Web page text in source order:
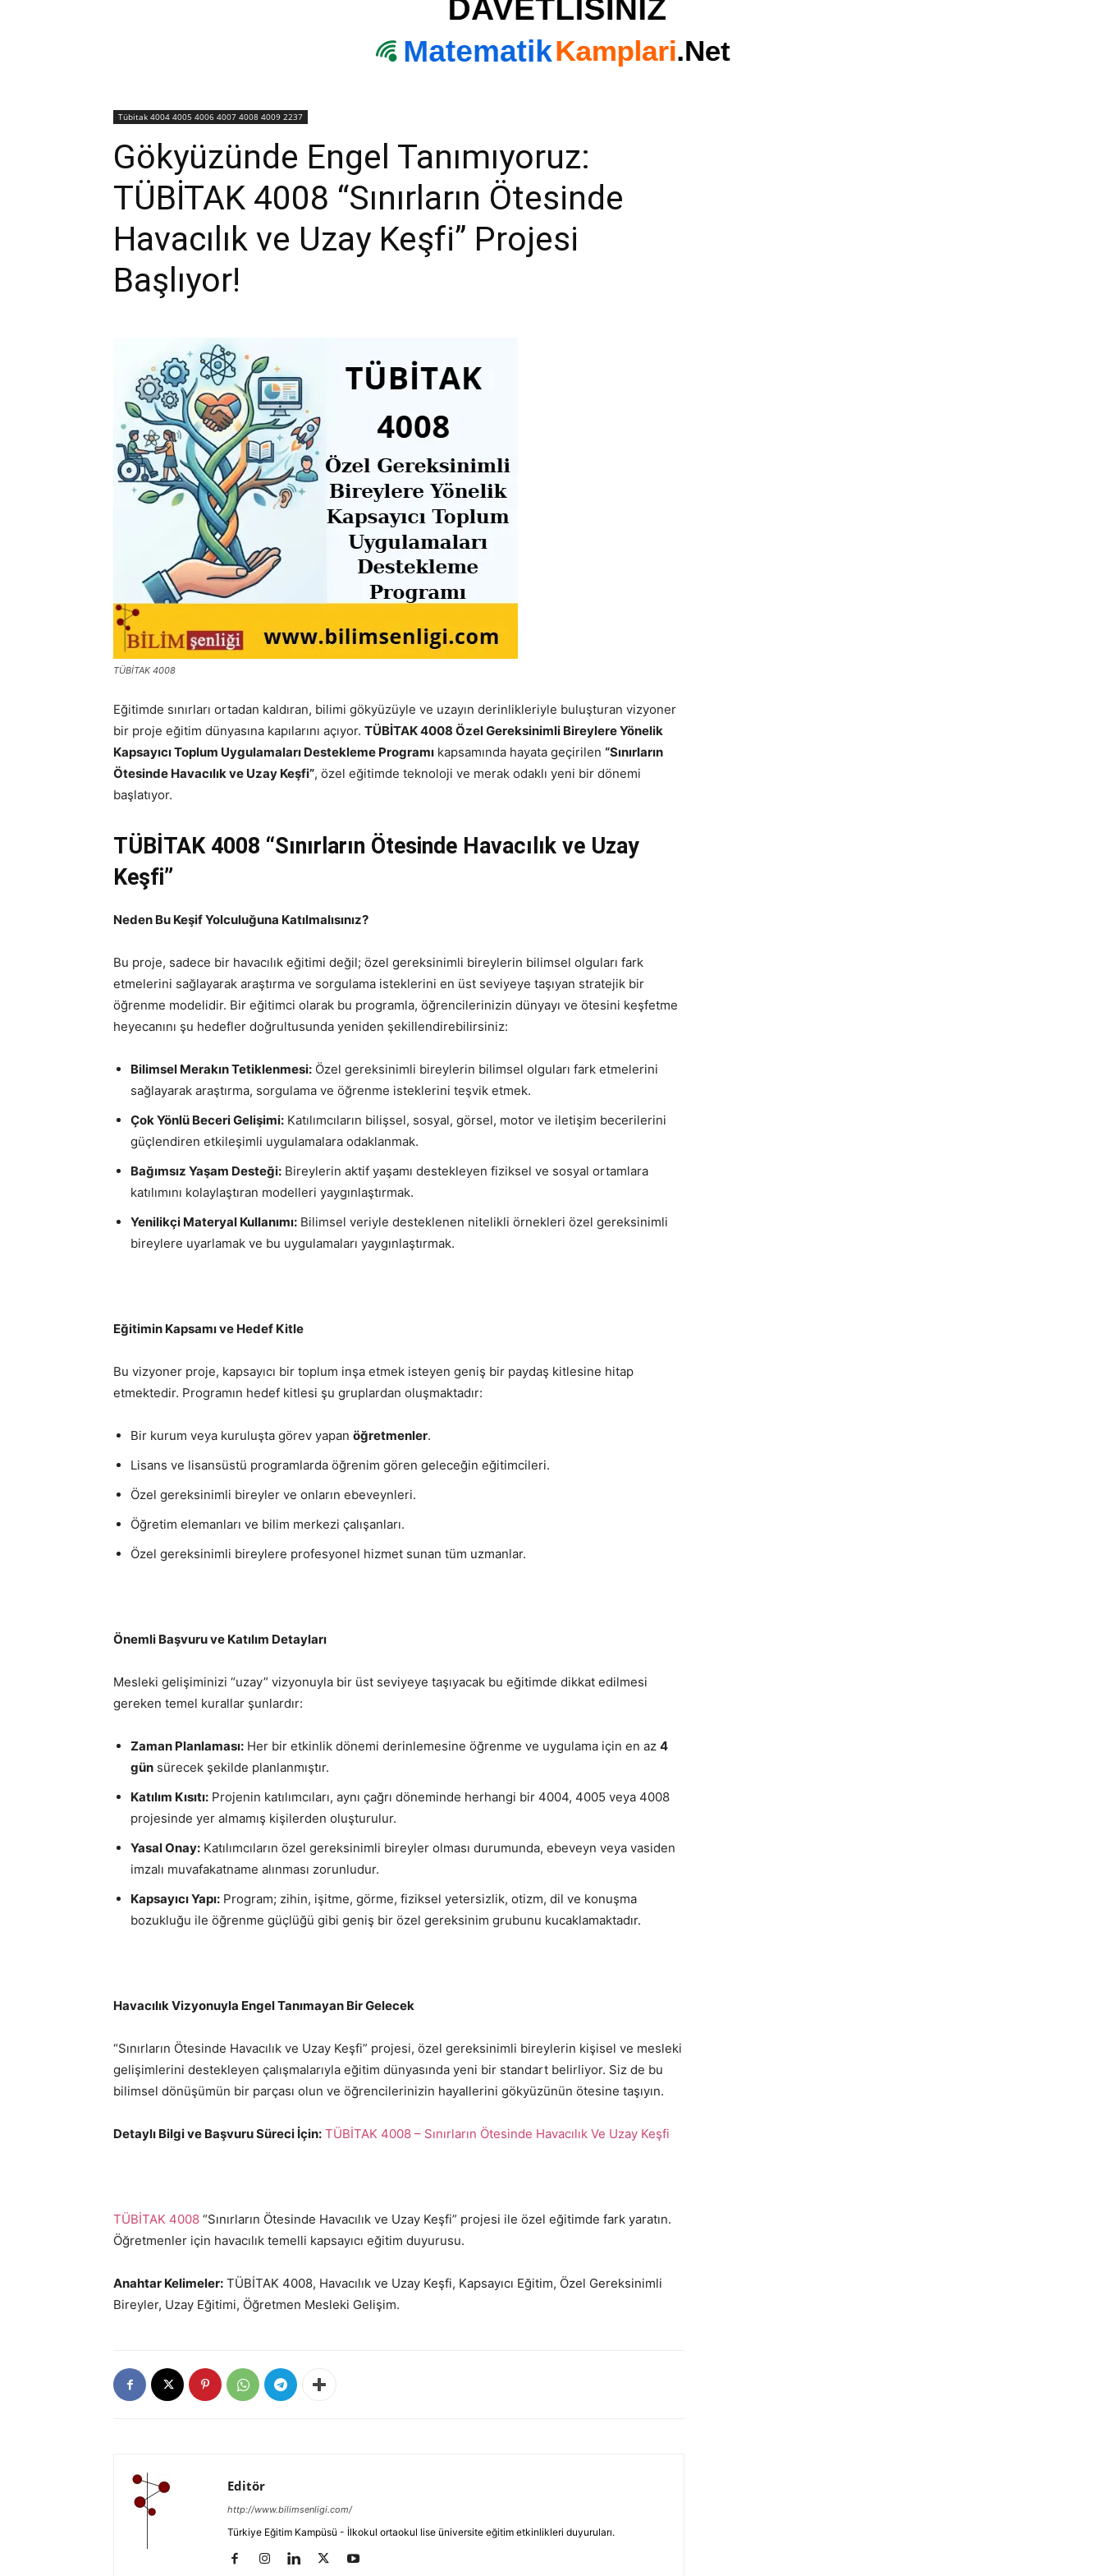
Tübitak 4004 4005 4006 4007 4008 4009 2237
Gökyüzünde Engel Tanımıyoruz:
TÜBİTAK 4008 “Sınırların Ötesinde
Havacılık ve Uzay Keşfi” Projesi
Başlıyor!
TÜBİTAK 4008
Eğitimde sınırları ortadan kaldıran, bilimi gökyüzüyle ve uzayın derinlikleriyle buluşturan vizyoner
bir proje eğitim dünyasına kapılarını açıyor. TÜBİTAK 4008 Özel Gereksinimli Bireylere Yönelik
Kapsayıcı Toplum Uygulamaları Destekleme Programı kapsamında hayata geçirilen “Sınırların
Ötesinde Havacılık ve Uzay Keşfi”, özel eğitimde teknoloji ve merak odaklı yeni bir dönemi
başlatıyor.
TÜBİTAK 4008 “Sınırların Ötesinde Havacılık ve Uzay
Keşfi”
Neden Bu Keşif Yolculuğuna Katılmalısınız?
Bu proje, sadece bir havacılık eğitimi değil; özel gereksinimli bireylerin bilimsel olguları fark
etmelerini sağlayarak araştırma ve sorgulama isteklerini en üst seviyeye taşıyan stratejik bir
öğrenme modelidir. Bir eğitimci olarak bu programla, öğrencilerinizin dünyayı ve ötesini keşfetme
heyecanını şu hedefler doğrultusunda yeniden şekillendirebilirsiniz:
Bilimsel Merakın Tetiklenmesi: Özel gereksinimli bireylerin bilimsel olguları fark etmelerini
sağlayarak araştırma, sorgulama ve öğrenme isteklerini teşvik etmek.
Çok Yönlü Beceri Gelişimi: Katılımcıların bilişsel, sosyal, görsel, motor ve iletişim becerilerini
güçlendiren etkileşimli uygulamalara odaklanmak.
Bağımsız Yaşam Desteği: Bireylerin aktif yaşamı destekleyen fiziksel ve sosyal ortamlara
katılımını kolaylaştıran modelleri yaygınlaştırmak.
Yenilikçi Materyal Kullanımı: Bilimsel veriyle desteklenen nitelikli örnekleri özel gereksinimli
bireylere uyarlamak ve bu uygulamaları yaygınlaştırmak.
Eğitimin Kapsamı ve Hedef Kitle
Bu vizyoner proje, kapsayıcı bir toplum inşa etmek isteyen geniş bir paydaş kitlesine hitap
etmektedir. Programın hedef kitlesi şu gruplardan oluşmaktadır:
Bir kurum veya kuruluşta görev yapan öğretmenler.
Lisans ve lisansüstü programlarda öğrenim gören geleceğin eğitimcileri.
Özel gereksinimli bireyler ve onların ebeveynleri.
Öğretim elemanları ve bilim merkezi çalışanları.
Özel gereksinimli bireylere profesyonel hizmet sunan tüm uzmanlar.
Önemli Başvuru ve Katılım Detayları
Mesleki gelişiminizi “uzay” vizyonuyla bir üst seviyeye taşıyacak bu eğitimde dikkat edilmesi
gereken temel kurallar şunlardır:
Zaman Planlaması: Her bir etkinlik dönemi derinlemesine öğrenme ve uygulama için en az 4
gün sürecek şekilde planlanmıştır.
Katılım Kısıtı: Projenin katılımcıları, aynı çağrı döneminde herhangi bir 4004, 4005 veya 4008
projesinde yer almamış kişilerden oluşturulur.
Yasal Onay: Katılımcıların özel gereksinimli bireyler olması durumunda, ebeveyn veya vasiden
imzalı muvafakatname alınması zorunludur.
Kapsayıcı Yapı: Program; zihin, işitme, görme, fiziksel yetersizlik, otizm, dil ve konuşma
bozukluğu ile öğrenme güçlüğü gibi geniş bir özel gereksinim grubunu kucaklamaktadır.
Havacılık Vizyonuyla Engel Tanımayan Bir Gelecek
“Sınırların Ötesinde Havacılık ve Uzay Keşfi” projesi, özel gereksinimli bireylerin kişisel ve mesleki
gelişimlerini destekleyen çalışmalarıyla eğitim dünyasında yeni bir standart belirliyor. Siz de bu
bilimsel dönüşümün bir parçası olun ve öğrencilerinizin hayallerini gökyüzünün ötesine taşıyın.
Detaylı Bilgi ve Başvuru Süreci İçin: TÜBİTAK 4008 – Sınırların Ötesinde Havacılık Ve Uzay Keşfi
TÜBİTAK 4008 “Sınırların Ötesinde Havacılık ve Uzay Keşfi” projesi ile özel eğitimde fark yaratın.
Öğretmenler için havacılık temelli kapsayıcı eğitim duyurusu.
Anahtar Kelimeler: TÜBİTAK 4008, Havacılık ve Uzay Keşfi, Kapsayıcı Eğitim, Özel Gereksinimli
Bireyler, Uzay Eğitimi, Öğretmen Mesleki Gelişim.
Editör
http://www.bilimsenligi.com/
Türkiye Eğitim Kampüsü - İlkokul ortaokul lise üniversite eğitim etkinlikleri duyuruları.